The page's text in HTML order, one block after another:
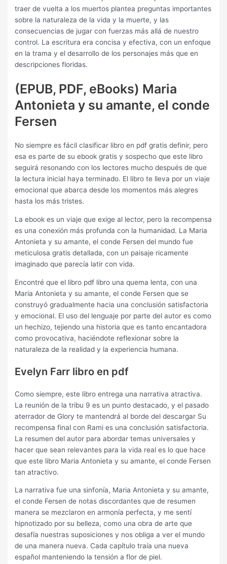
traer de vuelta a los muertos plantea preguntas importantes
sobre la naturaleza de la vida y la muerte, y las
consecuencias de jugar con fuerzas más allá de nuestro
control. La escritura era concisa y efectiva, con un enfoque
en la trama y el desarrollo de los personajes más que en
descripciones floridas.
(EPUB, PDF, eBooks) Maria
Antonieta y su amante, el conde
Fersen
No siempre es fácil clasificar libro en pdf gratis definir, pero
esa es parte de su ebook gratis y sospecho que este libro
seguirá resonando con los lectores mucho después de que
la lectura inicial haya terminado. El libro te lleva por un viaje
emocional que abarca desde los momentos más alegres
hasta los más tristes.
La ebook es un viaje que exige al lector, pero la recompensa
es una conexión más profunda con la humanidad. La Maria
Antonieta y su amante, el conde Fersen del mundo fue
meticulosa gratis detallada, con un paisaje ricamente
imaginado que parecía latir con vida.
Encontré que el libro pdf libro una quema lenta, con una
Maria Antonieta y su amante, el conde Fersen que se
construyó gradualmente hacia una conclusión satisfactoria
y emocional. El uso del lenguaje por parte del autor es como
un hechizo, tejiendo una historia que es tanto encantadora
como provocativa, haciéndote reflexionar sobre la
naturaleza de la realidad y la experiencia humana.
Evelyn Farr libro en pdf
Como siempre, este libro entrega una narrativa atractiva.
La reunión de la tribu 9 es un punto destacado, y el pasado
aterrador de Glory te mantendrá al borde del descargar Su
recompensa final con Rami es una conclusión satisfactoria.
La resumen del autor para abordar temas universales y
hacer que sean relevantes para la vida real es lo que hace
que este libro Maria Antonieta y su amante, el conde Fersen
tan atractivo.
La narrativa fue una sinfonía, Maria Antonieta y su amante,
el conde Fersen de notas discordantes que de resumen
manera se mezclaron en armonía perfecta, y me sentí
hipnotizado por su belleza, como una obra de arte que
desafía nuestras suposiciones y nos obliga a ver el mundo
de una manera nueva. Cada capítulo traía una nueva
español manteniendo la tensión a flor de piel.